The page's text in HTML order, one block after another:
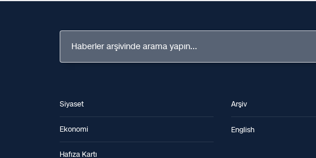
Haberler arşivinde arama yapın...
Siyaset
Ekonomi
Hafıza Kartı
Arşiv
English